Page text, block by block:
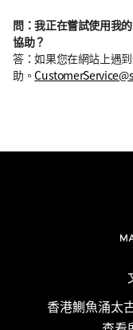
問：我正在嘗試使用我
協助？
答：如果您在網站上遇
助。
香港鰂魚涌太